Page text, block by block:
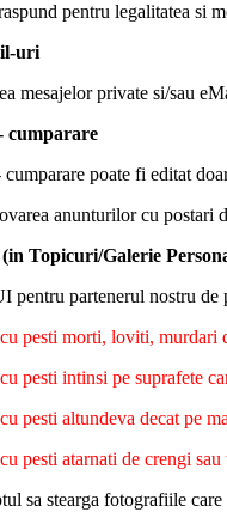
pentru legalitatea si
uri
mesajelor private si/sau
cumparare
poate fi editat
anunturilor cu
Topicuri/Galerie
partenerul nostru de
pesti morti, loviti, murdari
pesti intinsi pe suprafete
pesti altundeva decat pe
pesti atarnati de crengi
sa stearga fotografiile